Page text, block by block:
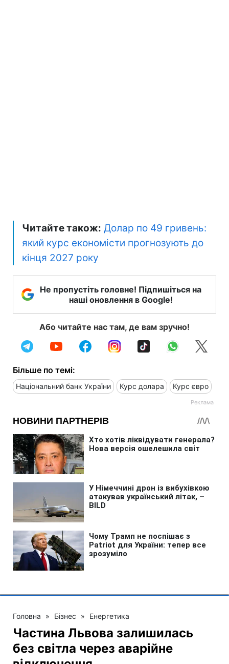
Читайте також: Долар по 49 гривень:
який курс економісти прогнозують до
кінця 2027 року
Не пропустіть головне! Підпишіться на
наші оновлення в Google!
Або читайте нас там, де вам зручно!
Більше по темі:
Національний банк України Курс долара Курс євро
Головна » Бізнес » Енергетика
Частина Львова залишилась
без світла через аварійне